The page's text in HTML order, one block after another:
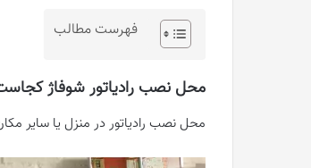
فهرست مطالب
محل نصب رادیاتور شوفاژ
محل نصب رادیاتور در منزل یا سایر